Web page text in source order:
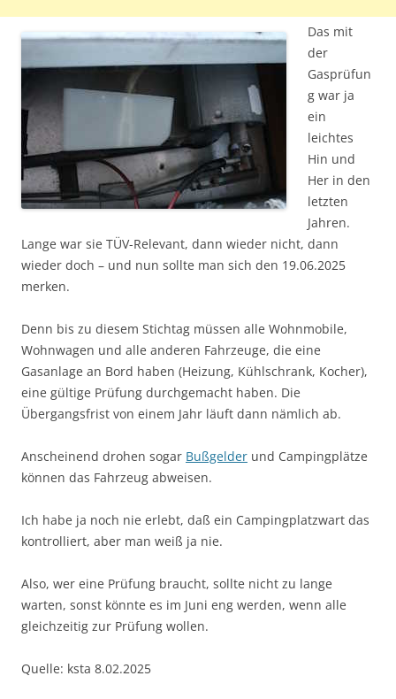
Das mit
der
Gasprüfun
g war ja
ein
leichtes
Hin und
Her in den
letzten
Jahren.
Lange war sie TÜV-Relevant, dann wieder nicht, dann
wieder doch – und nun sollte man sich den 19.06.2025
merken.
Denn bis zu diesem Stichtag müssen alle Wohnmobile,
Wohnwagen und alle anderen Fahrzeuge, die eine
Gasanlage an Bord haben (Heizung, Kühlschrank, Kocher),
eine gültige Prüfung durchgemacht haben. Die
Übergangsfrist von einem Jahr läuft dann nämlich ab.
Anscheinend drohen sogar Bußgelder und Campingplätze
können das Fahrzeug abweisen.
Ich habe ja noch nie erlebt, daß ein Campingplatzwart das
kontrolliert, aber man weiß ja nie.
Also, wer eine Prüfung braucht, sollte nicht zu lange
warten, sonst könnte es im Juni eng werden, wenn alle
gleichzeitig zur Prüfung wollen.
Quelle: ksta 8.02.2025